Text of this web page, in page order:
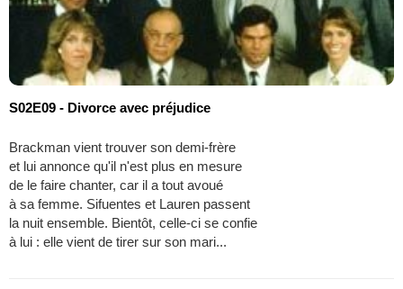
S02E09 - Divorce avec préjudice
Brackman vient trouver son demi-frère
et lui annonce qu'il n'est plus en mesure
de le faire chanter, car il a tout avoué
à sa femme. Sifuentes et Lauren passent
la nuit ensemble. Bientôt, celle-ci se confie
à lui : elle vient de tirer sur son mari...